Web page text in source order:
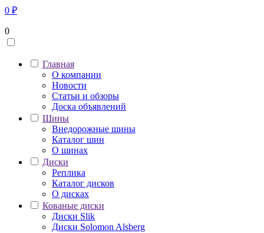
0 ₽
0
Главная
О компании
Новости
Статьи и обзоры
Доска объявлений
Шины
Внедорожные шины
Каталог шин
О шинах
Диски
Реплика
Каталог дисков
О дисках
Кованые диски
Диски Slik
Диски Solomon Alsberg